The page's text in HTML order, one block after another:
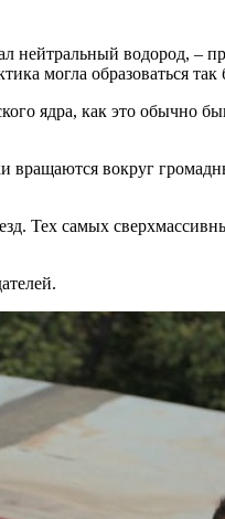
нейтральный водород, –
могла образоваться так
ядра, как это обычно
вращаются вокруг
Тех самых